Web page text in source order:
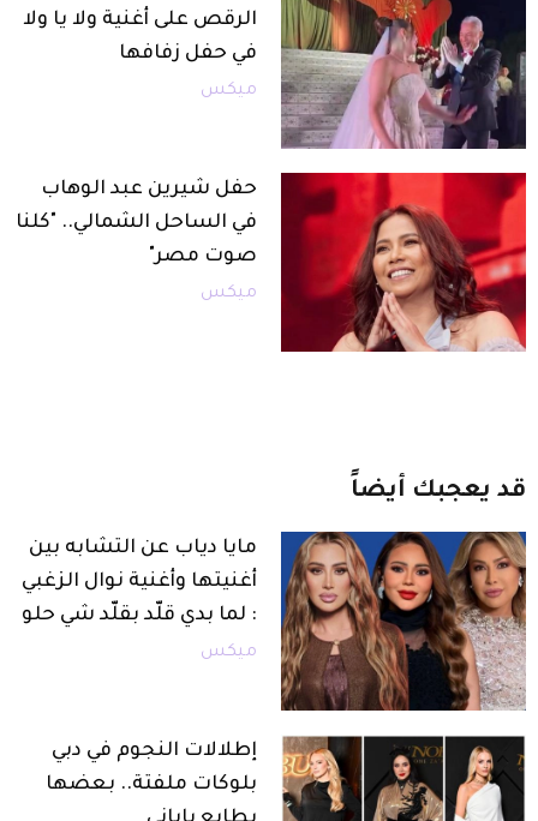
الرقص على أغنية ولا يا ولا
في حفل زفافها
ميكس
حفل شيرين عبد الوهاب
في الساحل الشمالي.. "كلنا
صوت مصر"
ميكس
قد يعجبك أيضاً
مايا دياب عن التشابه بين
أغنيتها وأغنية نوال الزغبي
: لما بدي قلّد بقلّد شي حلو
ميكس
إطلالات النجوم في دبي
بلوكات ملفتة.. بعضها